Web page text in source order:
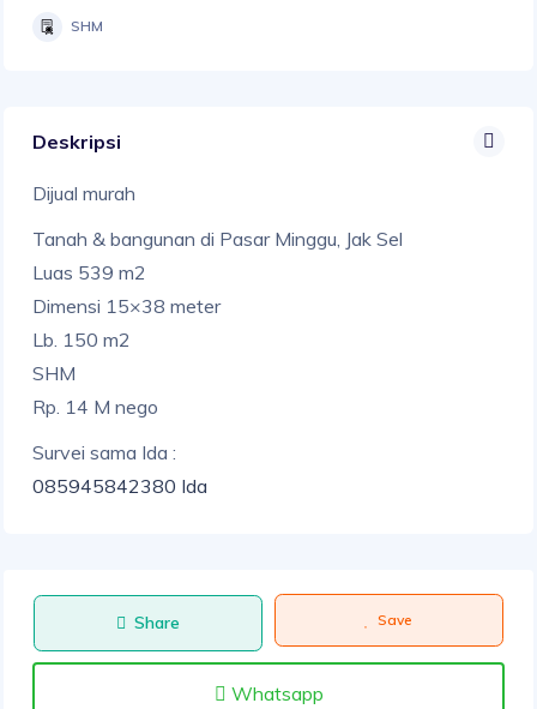
SHM
Deskripsi
Dijual murah
Tanah & bangunan di Pasar Minggu, Jak Sel
Luas 539 m2
Dimensi 15×38 meter
Lb. 150 m2
SHM
Rp. 14 M nego
Survei sama Ida :
085945842380 Ida
Share Save
Whatsapp